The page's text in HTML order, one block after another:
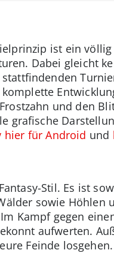
ist ein
Dabei gleicht
und den
grafische
hier für Android und
Stil. Es ist
sowie Höhlen
Kampf gegen
aufwerten.
Feinde